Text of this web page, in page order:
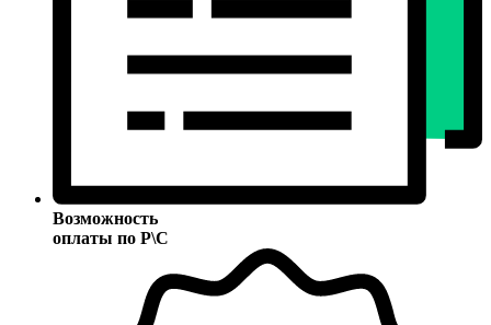
Возможность
оплаты по Р\С